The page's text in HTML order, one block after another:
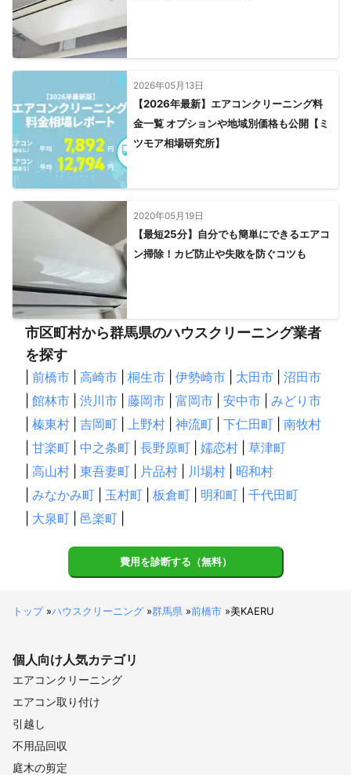
2026年05月13日
【2026年最新】エアコンクリーニング料
金一覧 オプションや地域別価格も公開【ミ
ツモア相場研究所】
2020年05月19日
【最短25分】自分でも簡単にできるエアコ
ン掃除！カビ防止や失敗を防ぐコツも
市区町村から群馬県のハウスクリーニング業者
を探す
前橋市 高崎市 桐生市 伊勢崎市 太田市
沼田市
館林市 渋川市 藤岡市 富岡市 安中市
みどり市
榛東村 吉岡町 上野村 神流町 下仁田町
南牧村
甘楽町 中之条町 長野原町 嬬恋村
草津町
高山村 東吾妻町 片品村 川場村
昭和村
みなかみ町 玉村町 板倉町 明和町
千代田町
大泉町 邑楽町
費用を診断する（無料）
トップ»ハウスクリーニング »群馬県 »前橋市 »美KAERU
個人向け人気カテゴリ
エアコンクリーニング
エアコン取り付け
引越し
不用品回収
庭木の剪定